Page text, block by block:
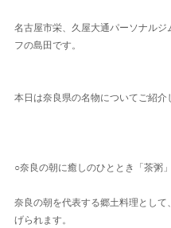
名古屋市栄、久屋大通パーソナルジ
フの島田です。
本日は奈良県の名物についてご紹介
○奈良の朝に癒しのひととき「茶粥」
奈良の朝を代表する郷土料理として
げられます。